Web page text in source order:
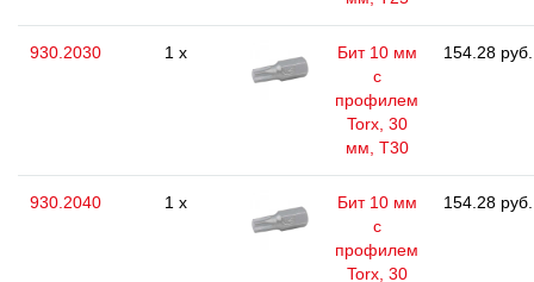
930.2030 1 x
Бит 10 мм
с
профилем
Torx, 30
мм, Т30
154.28 руб.
930.2040 1 x
Бит 10 мм
с
профилем
Torx, 30
154.28 руб.